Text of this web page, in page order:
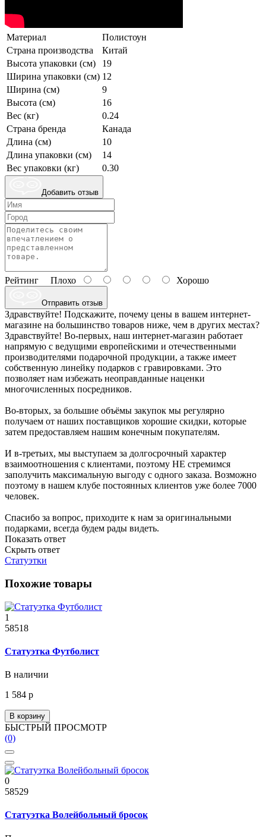
Материал
Полистоун
Страна производства
Китай
Высота упаковки (см)
19
Ширина упаковки (см) 12
Ширина (см)
9
Высота (см)
16
Вес (кг)
0.24
Страна бренда
Канада
Длина (см)
10
Длина упаковки (см)
14
Вес упаковки (кг)
0.30
Добавить отзыв
Рейтинг Плохо Хорошо
Отправить отзыв
Здравствуйте! Подскажите, почему цены в вашем интернет-
магазине на большинство товаров ниже, чем в других местах?
Здравствуйте! Во-первых, наш интернет-магазин работает
напрямую с ведущими европейскими и отечественными
производителями подарочной продукции, а также имеет
собственную линейку подарков с гравировками. Это
позволяет нам избежать неоправданные наценки
многочисленных посредников.
Во-вторых, за большие объёмы закупок мы регулярно
получаем от наших поставщиков хорошие скидки, которые
затем предоставляем нашим конечным покупателям.
И в-третьих, мы выступаем за долгосрочный характер
взаимоотношения с клиентами, поэтому НЕ стремимся
заполучить максимальную выгоду с одного заказа. Возможно
поэтому в нашем клубе постоянных клиентов уже более 7000
человек.
Спасибо за вопрос, приходите к нам за оригинальными
подарками, всегда будем рады видеть.
Показать ответ
Скрыть ответ
Статуэтки
Похожие товары
1
58518
Статуэтка Футболист
В наличии
1 584 р
В корзину
БЫСТРЫЙ ПРОСМОТР
(0)
0
58529
Статуэтка Волейбольный бросок